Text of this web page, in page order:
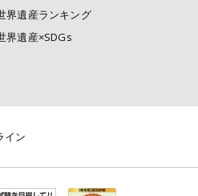
界遺産ランキング
界遺産×SDGs
イン